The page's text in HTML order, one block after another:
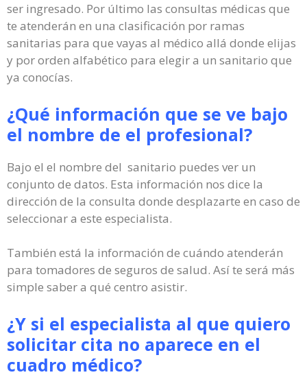
ser ingresado. Por último las consultas médicas que
te atenderán en una clasificación por ramas
sanitarias para que vayas al médico allá donde elijas
y por orden alfabético para elegir a un sanitario que
ya conocías.
¿Qué información que se ve bajo
el nombre de el profesional?
Bajo el el nombre del sanitario puedes ver un
conjunto de datos. Esta información nos dice la
dirección de la consulta donde desplazarte en caso de
seleccionar a este especialista.
También está la información de cuándo atenderán
para tomadores de seguros de salud. Así te será más
simple saber a qué centro asistir.
¿Y si el especialista al que quiero
solicitar cita no aparece en el
cuadro médico?